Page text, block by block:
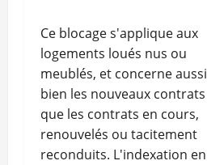
Ce blocage s'applique aux
logements loués nus ou
meublés, et concerne aussi
bien les nouveaux contrats
que les contrats en cours,
renouvelés ou tacitement
reconduits. L'indexation en